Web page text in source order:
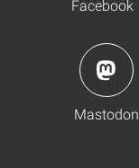
Facebook
Mastodon